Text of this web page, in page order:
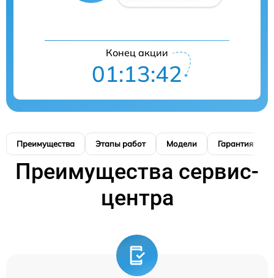
Конец акции
01:13:41
Преимущества Этапы работ Модели Гарантия
Преимущества сервис-
центра